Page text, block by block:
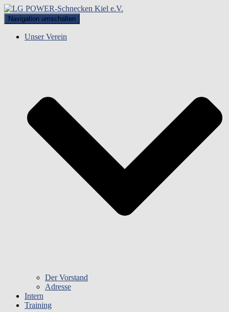
Navigation umschalten
Unser Verein
Der Vorstand
Adresse
Intern
Training